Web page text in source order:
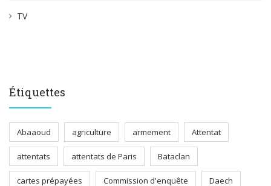
TV
Étiquettes
Abaaoud agriculture armement Attentat
attentats attentats de Paris Bataclan
cartes prépayées Commission d'enquête Daech